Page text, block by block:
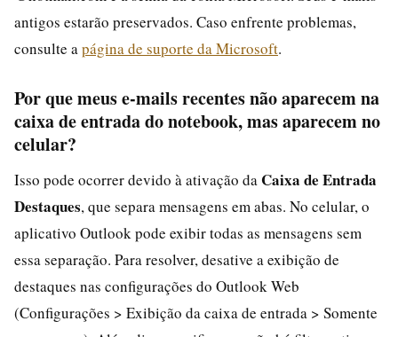
antigos estarão preservados. Caso enfrente problemas,
consulte a página de suporte da Microsoft.
Por que meus e-mails recentes não aparecem na
caixa de entrada do notebook, mas aparecem no
celular?
Isso pode ocorrer devido à ativação da Caixa de Entrada
Destaques, que separa mensagens em abas. No celular, o
aplicativo Outlook pode exibir todas as mensagens sem
essa separação. Para resolver, desative a exibição de
destaques nas configurações do Outlook Web
(Configurações > Exibição da caixa de entrada > Somente